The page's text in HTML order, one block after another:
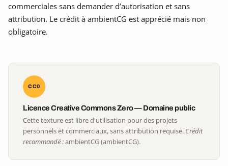
commerciales sans demander d’autorisation et sans
attribution. Le crédit à ambientCG est apprécié mais non
obligatoire.
CC0
Licence Creative Commons Zero — Domaine public
Cette texture est libre d'utilisation pour des projets
personnels et commerciaux, sans attribution requise. Crédit
recommandé :ambientCG (ambientCG).